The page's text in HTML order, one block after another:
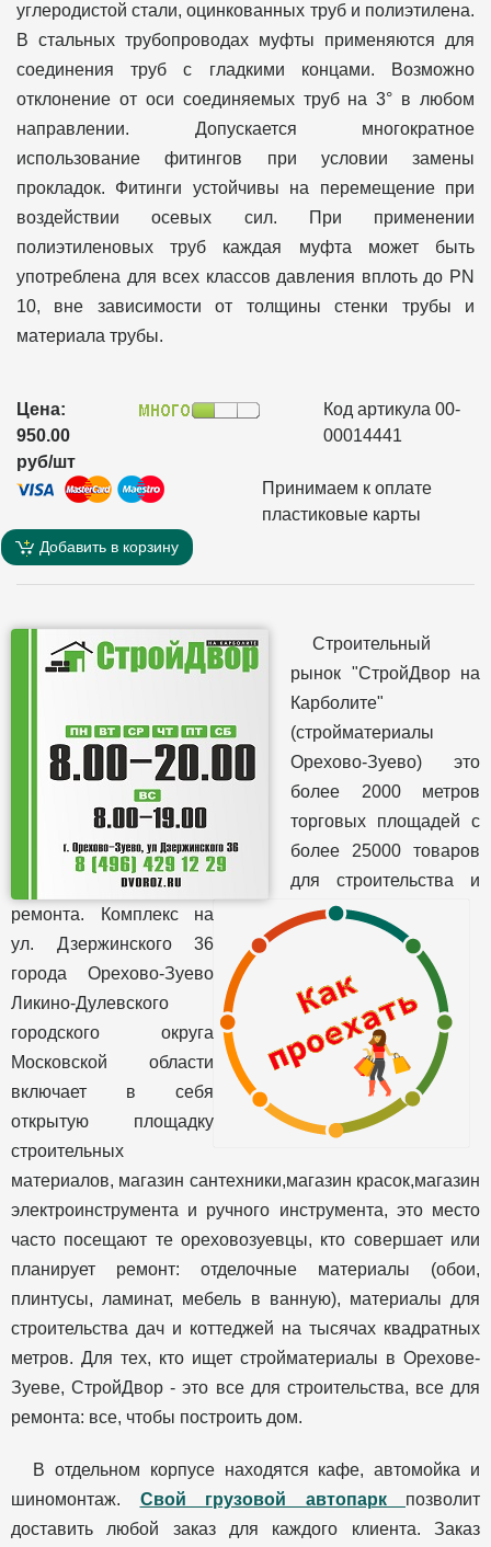
углеродистой стали, оцинкованных труб и полиэтилена.
В стальных трубопроводах муфты применяются для
соединения труб с гладкими концами. Возможно
отклонение от оси соединяемых труб на 3° в любом
направлении. Допускается многократное
использование фитингов при условии замены
прокладок. Фитинги устойчивы на перемещение при
воздействии осевых сил. При применении
полиэтиленовых труб каждая муфта может быть
употреблена для всех классов давления вплоть до PN
10, вне зависимости от толщины стенки трубы и
материала трубы.
Цена:
950.00
руб/шт
Код артикула 00-
00014441
Принимаем к оплате
пластиковые карты
Добавить в корзину
Строительный
рынок "СтройДвор на
Карболите"
(стройматериалы
Орехово-Зуево) это
более 2000 метров
торговых площадей с
более 25000 товаров
для строительства и
ремонта. Комплекс на
ул. Дзержинского 36
города Орехово-Зуево
Ликино-Дулевского
городского округа
Московской области
включает в себя
открытую площадку
строительных
материалов, магазин сантехники,магазин красок,магазин
электроинструмента и ручного инструмента, это место
часто посещают те ореховозуевцы, кто совершает или
планирует ремонт: отделочные материалы (обои,
плинтусы, ламинат, мебель в ванную), материалы для
строительства дач и коттеджей на тысячах квадратных
метров. Для тех, кто ищет стройматериалы в Орехове-
Зуеве, СтройДвор - это все для строительства, все для
ремонта: все, чтобы построить дом.
В отдельном корпусе находятся кафе, автомойка и
шиномонтаж. Свой грузовой автопарк позволит
доставить любой заказ для каждого клиента. Заказ